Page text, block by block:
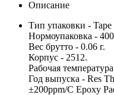
Описание
Тип упаковки - Tape
Нормоупаковка -
Вес брутто - 0.06 г.
Корпус - 2512.
Рабочая
Год выпуска - Res
±200ppm/C Epoxy